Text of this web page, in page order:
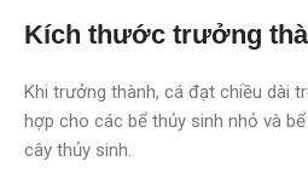
Kích thước trưởng
Khi trưởng thành, cá đạt chiều dài
hợp cho các bể thủy sinh nhỏ và
cây thủy sinh.